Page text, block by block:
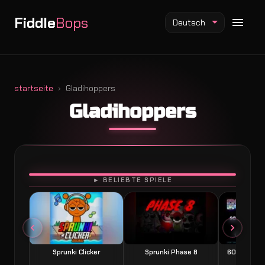
FiddleBops
Fiddlebops Mod
Incredibox Mod
Sprunki Mod
Deutsch
startseite Gladihoppers
Gladihoppers
► BELIEBTE SPIELE
Sprunki Clicker Sprunki Phase 8 60
SPIELEN